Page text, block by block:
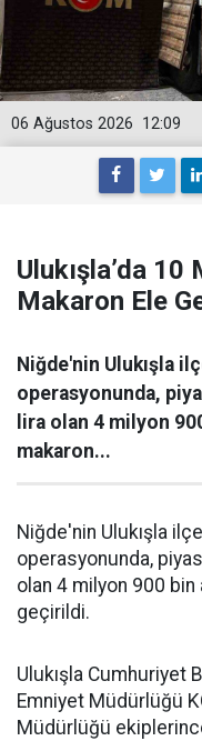
12:09
06 Ağustos 2026
Ulukışla’da
Makaron Ele
Niğde'nin Ulukışla
operasyonunda,
lira olan 4 milyon
makaron...
Niğde'nin Ulukışla
operasyonunda,
olan 4 milyon 900
geçirildi.
Ulukışla Cumhuriyet
Emniyet Müdürlüğü
Müdürlüğü